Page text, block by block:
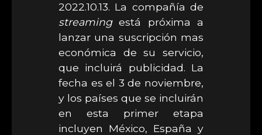
2022.10.13. La compañía de
streamingestá próxima a
lanzar una suscripción mas
económica de su servicio,
que incluirá publicidad. La
fecha es el 3 de noviembre,
y los países que se incluirán
en esta primer etapa
incluyen México, España y